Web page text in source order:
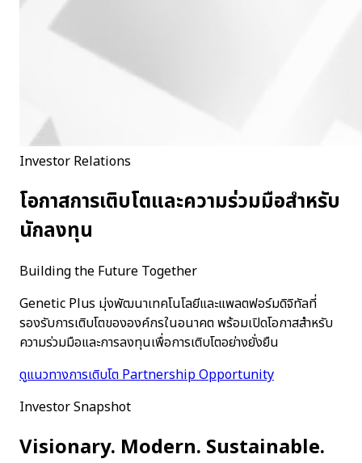
Investor Relations
โอกาสการเติบโตและความร่วมมือสำหรับ
นักลงทุน
Building the Future Together
Genetic Plus มุ่งพัฒนาเทคโนโลยีและแพลตฟอร์มดิจิทัลที่
รองรับการเติบโตขององค์กรในอนาคต พร้อมเปิดโอกาสสำหรับ
ความร่วมมือและการลงทุนเพื่อการเติบโตอย่างยั่งยืน
ดูแนวทางการเติบโตPartnership Opportunity
Investor Snapshot
Visionary. Modern. Sustainable.